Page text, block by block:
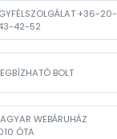
+36-20-
42-52
BOLT
WEBÁRUHÁZ
ÓTA